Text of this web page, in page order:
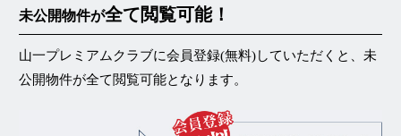
未公開物件が全て閲覧可能！
山一プレミアムクラブに会員登録(無料)していただくと、未
公開物件が全て閲覧可能となります。